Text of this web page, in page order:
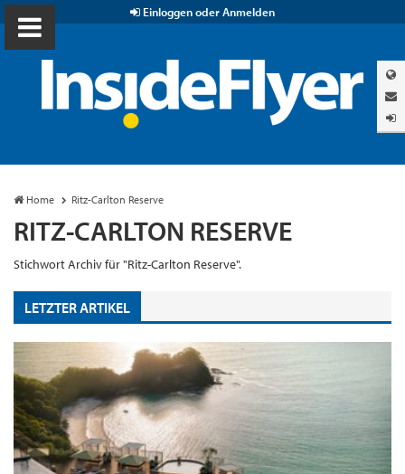
Einloggen oder Anmelden
Home Ritz-Carlton Reserve
RITZ-CARLTON RESERVE
Stichwort Archiv für "Ritz-Carlton Reserve".
LETZTER ARTIKEL